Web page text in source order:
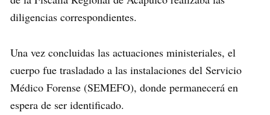
diligencias correspondientes.
Una vez concluidas las actuaciones ministeriales, el
cuerpo fue trasladado a las instalaciones del Servicio
Médico Forense (SEMEFO), donde permanecerá en
espera de ser identificado.